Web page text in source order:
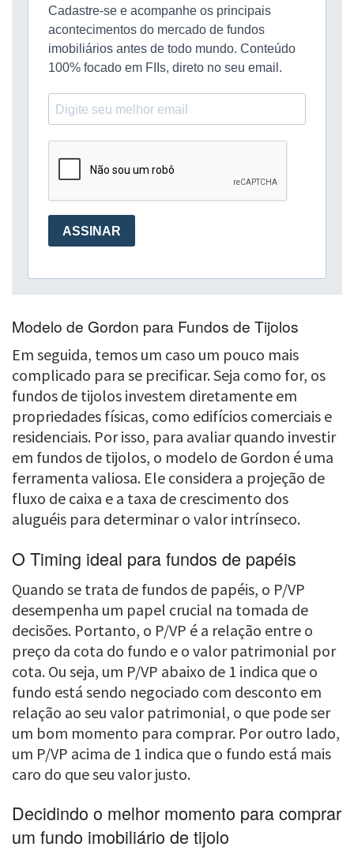
Modelo de Gordon para Fundos de Tijolos
Em seguida, temos um caso um pouco mais
complicado para se precificar. Seja como for, os
fundos de tijolos investem diretamente em
propriedades físicas, como edifícios comerciais e
residenciais. Por isso, para avaliar quando investir
em fundos de tijolos, o modelo de Gordon é uma
ferramenta valiosa. Ele considera a projeção de
fluxo de caixa e a taxa de crescimento dos
aluguéis para determinar o valor intrínseco.
O Timing ideal para fundos de papéis
Quando se trata de fundos de papéis, o P/VP
desempenha um papel crucial na tomada de
decisões. Portanto, o P/VP é a relação entre o
preço da cota do fundo e o valor patrimonial por
cota. Ou seja, um P/VP abaixo de 1 indica que o
fundo está sendo negociado com desconto em
relação ao seu valor patrimonial, o que pode ser
um bom momento para comprar. Por outro lado,
um P/VP acima de 1 indica que o fundo está mais
caro do que seu valor justo.
Decidindo o melhor momento para comprar
um fundo imobiliário de tijolo